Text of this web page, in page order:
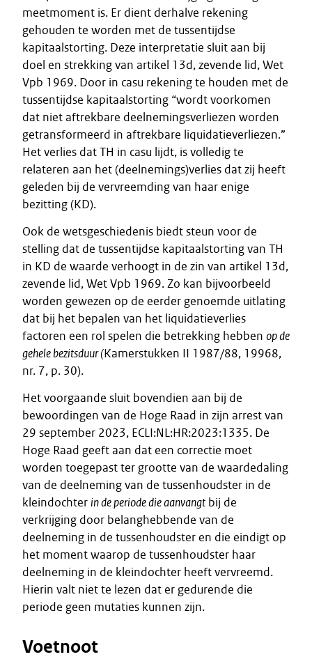
meetmoment is. Er dient derhalve rekening
gehouden te worden met de tussentijdse
kapitaalstorting. Deze interpretatie sluit aan bij
doel en strekking van artikel 13d, zevende lid, Wet
Vpb 1969. Door in casu rekening te houden met de
tussentijdse kapitaalstorting “wordt voorkomen
dat niet aftrekbare deelnemingsverliezen worden
getransformeerd in aftrekbare liquidatieverliezen.”
Het verlies dat TH in casu lijdt, is volledig te
relateren aan het (deelnemings)verlies dat zij heeft
geleden bij de vervreemding van haar enige
bezitting (KD).
Ook de wetsgeschiedenis biedt steun voor de
stelling dat de tussentijdse kapitaalstorting van TH
in KD de waarde verhoogt in de zin van artikel 13d,
zevende lid, Wet Vpb 1969. Zo kan bijvoorbeeld
worden gewezen op de eerder genoemde uitlating
dat bij het bepalen van het liquidatieverlies
factoren een rol spelen die betrekking hebben op de
gehele bezitsduur (Kamerstukken II 1987/88, 19968,
nr. 7, p. 30).
Het voorgaande sluit bovendien aan bij de
bewoordingen van de Hoge Raad in zijn arrest van
29 september 2023, ECLI:NL:HR:2023:1335. De
Hoge Raad geeft aan dat een correctie moet
worden toegepast ter grootte van de waardedaling
van de deelneming van de tussenhoudster in de
kleindochterin de periode die aanvangt bij de
verkrijging door belanghebbende van de
deelneming in de tussenhoudster en die eindigt op
het moment waarop de tussenhoudster haar
deelneming in de kleindochter heeft vervreemd.
Hierin valt niet te lezen dat er gedurende die
periode geen mutaties kunnen zijn.
Voetnoot